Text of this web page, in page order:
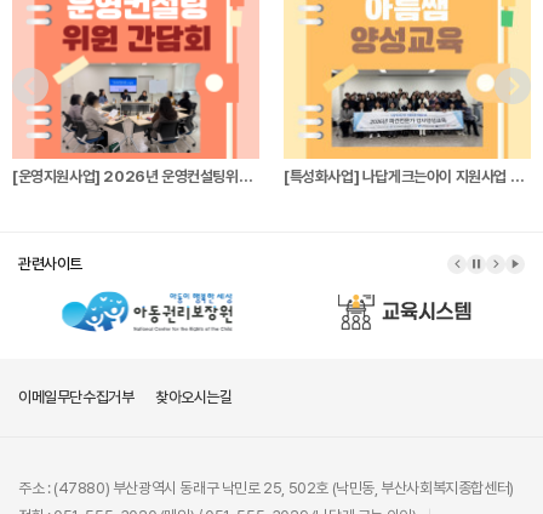
[운영지원사업] 2026년 운영컨설팅위원 간… [특성화사업] 나답게크는아이 지원사업 파견전…
관련사이트
이메일무단수집거부 찾아오시는길
주소 : (47880) 부산광역시 동래구 낙민로 25, 502호 (낙민동, 부산사회복지종합센터)